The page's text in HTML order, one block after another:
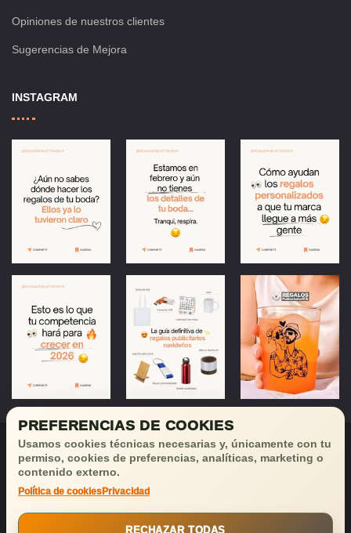
Opiniones de nuestros clientes
Sugerencias de Mejora
INSTAGRAM
buenas noticias!
PREFERENCIAS DE COOKIES
Usamos cookies técnicas necesarias y, únicamente con tu
permiso, cookies de preferencias, analíticas, marketing o
contenido externo.
Política de cookies Privacidad
RECHAZAR TODAS